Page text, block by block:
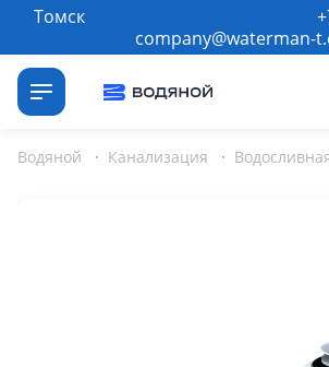
Томск
company@waterman-
Водяной · Канализация ·